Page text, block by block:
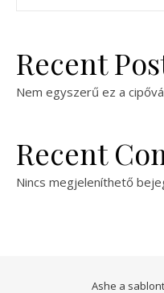
Recent
Nem egyszerű ez a
Recent
Nincs megjeleníthető
Ashe a